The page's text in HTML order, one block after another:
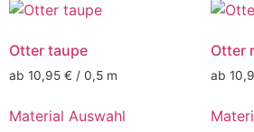
Otter taupe
ab 10,95 € / 0,5 m
Material Auswahl
Otter
ab